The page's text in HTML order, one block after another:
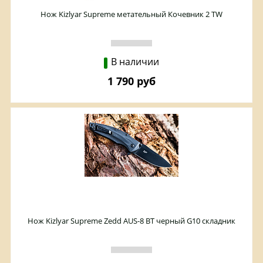
Нож Kizlyar Supreme метательный Кочевник 2 TW
В наличии
1 790 руб
Нож Kizlyar Supreme Zedd AUS-8 BT черный G10 складник